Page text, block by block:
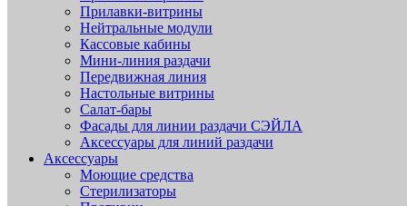
Прилавки-витрины
Нейтральные модули
Кассовые кабины
Мини-линия раздачи
Передвижная линия
Настольные витрины
Салат-бары
Фасады для линии раздачи СЭЙЛА
Аксессуары для линий раздачи
Аксессуары
Моющие средства
Стерилизаторы